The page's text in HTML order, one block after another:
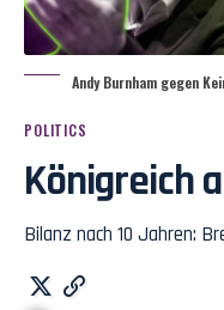
Andy Burnham gegen
POLITICS
Königreich
Bilanz nach 10 Jahren: